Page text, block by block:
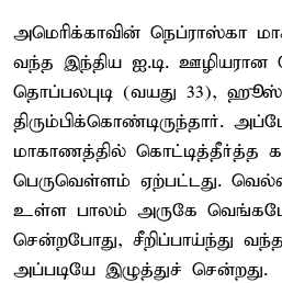
அமெரிக்காவின் நெப்ராஸ்கா
வந்த இந்திய ஐ.டி.
தொப்பலபுடி (வயது 33),
திரும்பிக்கொண்டிருந்தார்.
மாகாணத்தில் கொட்டித்தீர்த்த
பெருவெள்ளம் ஏற்பட்டது.
உள்ள பாலம் அருகே
சென்றபோது, சீறிப்பாய்ந்து
அப்படியே இழுத்துச் சென்றது.